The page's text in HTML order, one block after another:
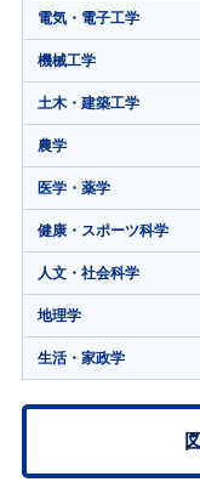
電気・電子工学
機械工学
土木・建築工学
農学
医学・薬学
健康・スポーツ科学
人文・社会科学
地理学
生活・家政学